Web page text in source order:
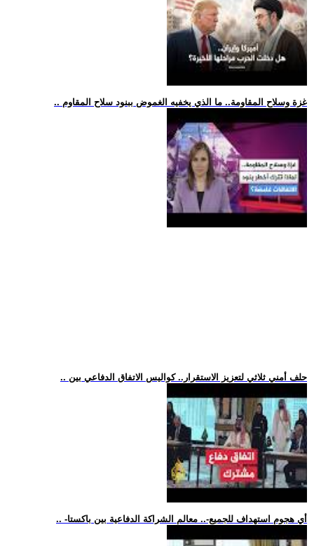
.. غزة وسلاح المقاومة.. ما الذي يخفيه الغموض ببنود سلاح المقاوم
.. حلف أمني ثلاثي لتعزيز الاستقرار.. كواليس الاتفاق الدفاعي بين
.. -أي هجوم استهداف للجميع-.. معالم الشراكة الدفاعية بين باكستا